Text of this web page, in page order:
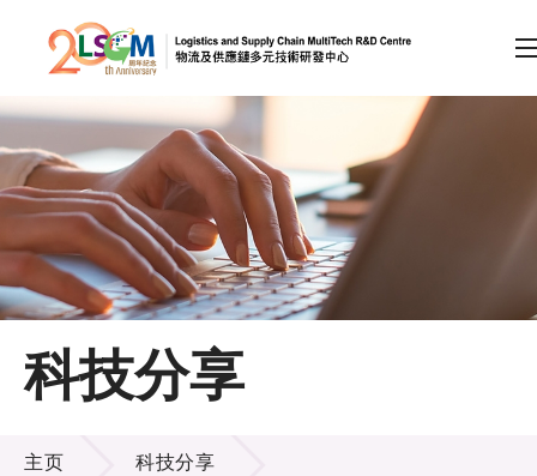
跳到内容（按回车键）
会员登录
A EN 繁 简
主页
关于LSCM
技术商品化
科技分享
科技分享
主页 科技分享